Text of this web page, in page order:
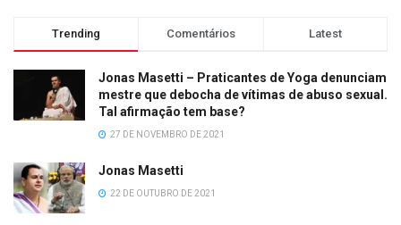
Trending Comentários Latest
Jonas Masetti – Praticantes de Yoga denunciam
mestre que debocha de vítimas de abuso sexual.
Tal afirmação tem base?
27 DE NOVEMBRO DE 2021
Jonas Masetti
22 DE OUTUBRO DE 2021